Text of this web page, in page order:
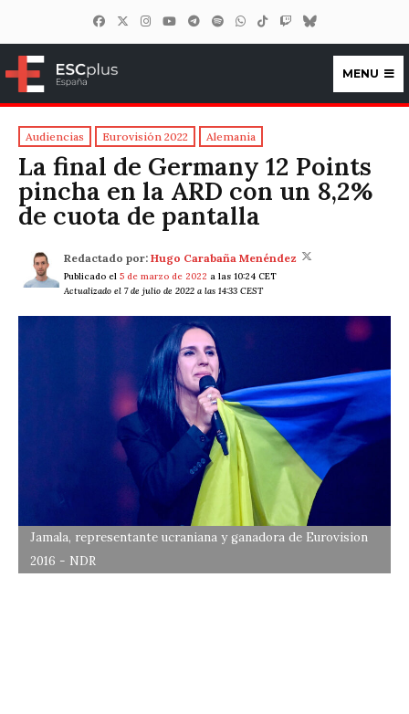
ESCplus España
MENU
Audiencias Eurovisión 2022 Alemania
La final de Germany 12 Points
pincha en la ARD con un 8,2%
de cuota de pantalla
Redactado por: Hugo Carabaña Menéndez
Publicado el 5 de marzo de 2022 a las 10:24 CET
Actualizado el 7 de julio de 2022 a las 14:33 CEST
Jamala, representante ucraniana y ganadora de Eurovision
2016 - NDR